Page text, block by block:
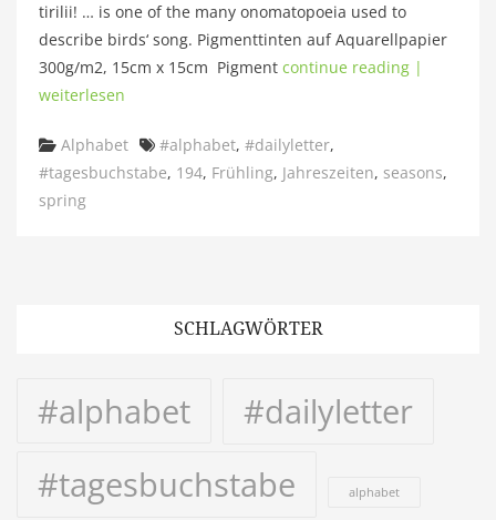
tirilii! … is one of the many onomatopoeia used to
describe birds‘ song. Pigmenttinten auf Aquarellpapier
300g/m2, 15cm x 15cm Pigment continue reading |
weiterlesen
Categories
Alphabet Tags
#alphabet, #dailyletter,
#tagesbuchstabe, 194, Frühling, Jahreszeiten, seasons,
spring
SCHLAGWÖRTER
#alphabet
#dailyletter
#tagesbuchstabe
alphabet